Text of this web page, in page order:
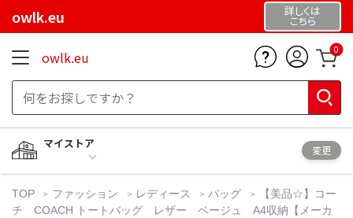
owlk.eu 詳しくは
こちら
owlk.eu 0
マイストア
変更
TOP ファッション レディース バッグ
【美品☆】コー
チ COACH トートバッグ レザー ベージュ A4収納【メーカ